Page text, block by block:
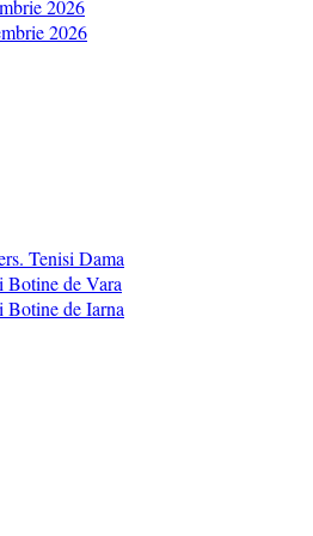
2026
2026
Tenisi Dama
Botine de Vara
Botine de Iarna